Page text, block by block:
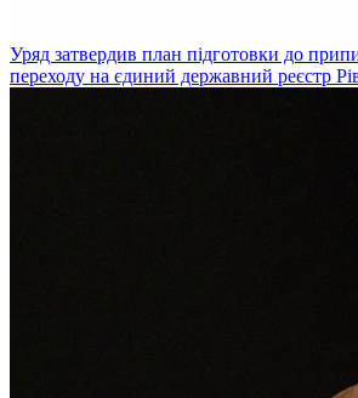
Уряд затвердив план підготовки до
переходу на єдиний державний реєстр